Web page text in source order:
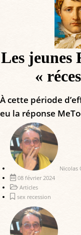
Les jeunes
«
À cette période
eu la réponse
Nicolas
08 février 2024
Articles
sex recession